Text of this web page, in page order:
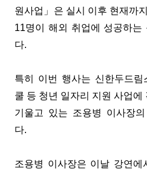
원사업」은 실시 이후 현재까
11명이 해외 취업에 성공하
다.
특히 이번 행사는 신한두드림
쿨 등 청년 일자리 지원 사업에
기울고 있는 조용병 이사장
다.
조용병 이사장은 이날 강연